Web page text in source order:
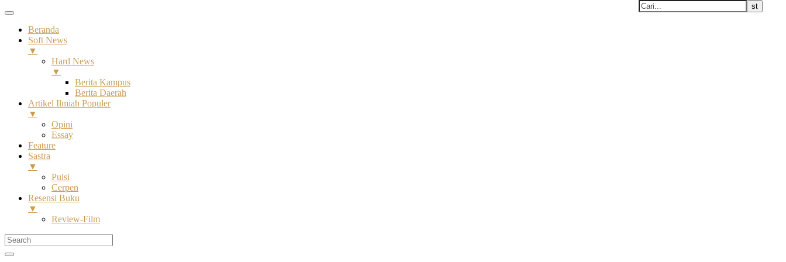
Beranda
Soft News
▼
Hard News
▼
Berita Kampus
Berita Daerah
Artikel Ilmiah Populer
▼
Opini
Essay
Feature
Sastra
▼
Puisi
Cerpen
Resensi Buku
▼
Review-Film